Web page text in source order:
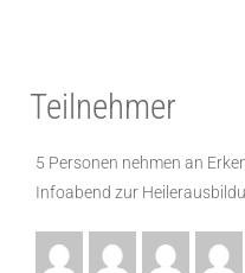
Teilnehmer
5 Personen nehmen an
Infoabend zur